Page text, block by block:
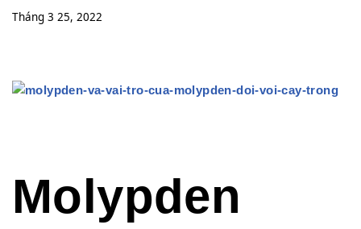
Tháng 3 25, 2022
Molypden